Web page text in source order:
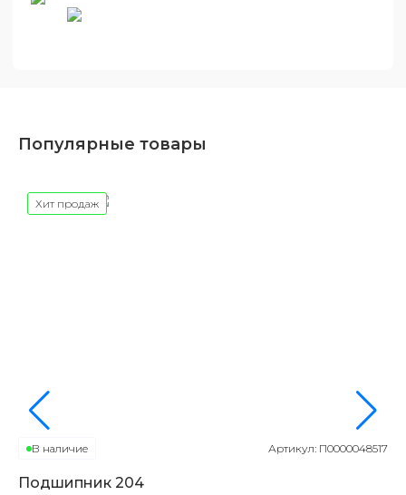
Популярные товары
Хит продаж
В наличие Артикул: П0000048517
Подшипник 204